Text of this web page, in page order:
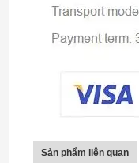
Sản phẩm liên quan